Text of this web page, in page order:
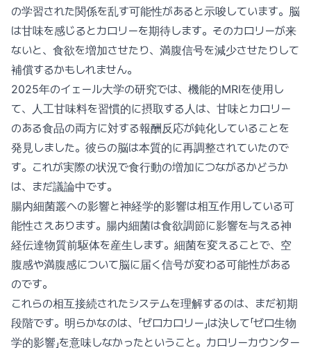
の学習された関係を乱す可能性があると示唆しています。脳
は甘味を感じるとカロリーを期待します。そのカロリーが来
ないと、食欲を増加させたり、満腹信号を減少させたりして
補償するかもしれません。
2025年のイェール大学の研究では、機能的MRIを使用し
て、人工甘味料を習慣的に摂取する人は、甘味とカロリー
のある食品の両方に対する報酬反応が鈍化していることを
発見しました。彼らの脳は本質的に再調整されていたので
す。これが実際の状況で食行動の増加につながるかどうか
は、まだ議論中です。
腸内細菌叢への影響と神経学的影響は相互作用している可
能性さえあります。腸内細菌は食欲調節に影響を与える神
経伝達物質前駆体を産生します。細菌を変えることで、空
腹感や満腹感について脳に届く信号が変わる可能性がある
のです。
これらの相互接続されたシステムを理解するのは、まだ初期
段階です。明らかなのは、「ゼロカロリー」は決して「ゼロ生物
学的影響」を意味しなかったということ。カロリーカウンター